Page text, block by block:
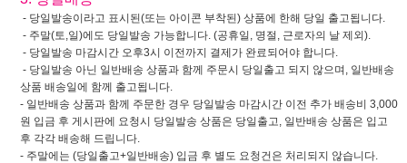
- 당일발송이라고 표시된(또는 아이콘 부착된) 상품에 한해 당일 출고됩니다.
- 주말(토,일)에도 당일발송 가능합니다. (공휴일, 명절, 근로자의 날 제외).
- 당일발송 마감시간 오후3시 이전까지 결제가 완료되어야 합니다.
- 당일발송 아닌 일반배송 상품과 함께 주문시 당일출고 되지 않으며, 일반배송
상품 배송일에 함께 출고됩니다.
- 일반배송 상품과 함께 주문한 경우 당일발송 마감시간 이전 추가 배송비 3,000
원 입금 후 게시판에 요청시 당일발송 상품은 당일출고, 일반배송 상품은 입고
후 각각 배송해 드립니다.
- 주말에는 (당일출고+일반배송) 입금 후 별도 요청건은 처리되지 않습니다.